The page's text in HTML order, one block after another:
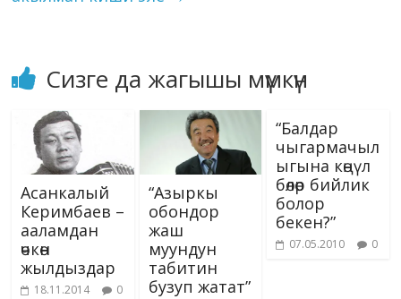
Сизге да жагышы мүмкүн
Асанкалый
Керимбаев –
ааламдан
өчкөн
жылдыздар
18.11.2014 0
“Азыркы
обондор
жаш
муундун
табитин
бузуп жатат”
“Балдар
чыгармачыл
ыгына көңүл
бөлөр бийлик
болор
бекен?”
07.05.2010 0